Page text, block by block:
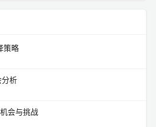
策略
析
会与挑战